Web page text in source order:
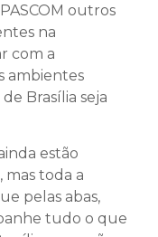
outros
na
com a
ambientes
Brasília seja
estão
mas toda a
pelas abas,
tudo o que